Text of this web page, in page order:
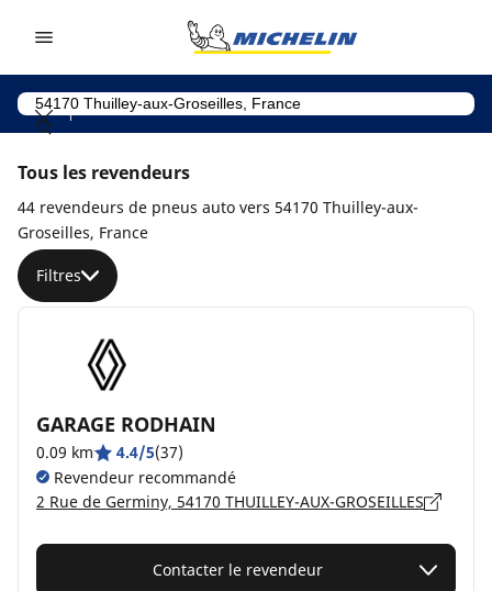
Tous les revendeurs
44 revendeurs de pneus auto vers 54170 Thuilley-aux-
Groseilles, France
Filtres
GARAGE RODHAIN
0.09 km 4.4/5(37)
Revendeur recommandé
2 Rue de Germiny, 54170 THUILLEY-AUX-GROSEILLES
Contacter le revendeur